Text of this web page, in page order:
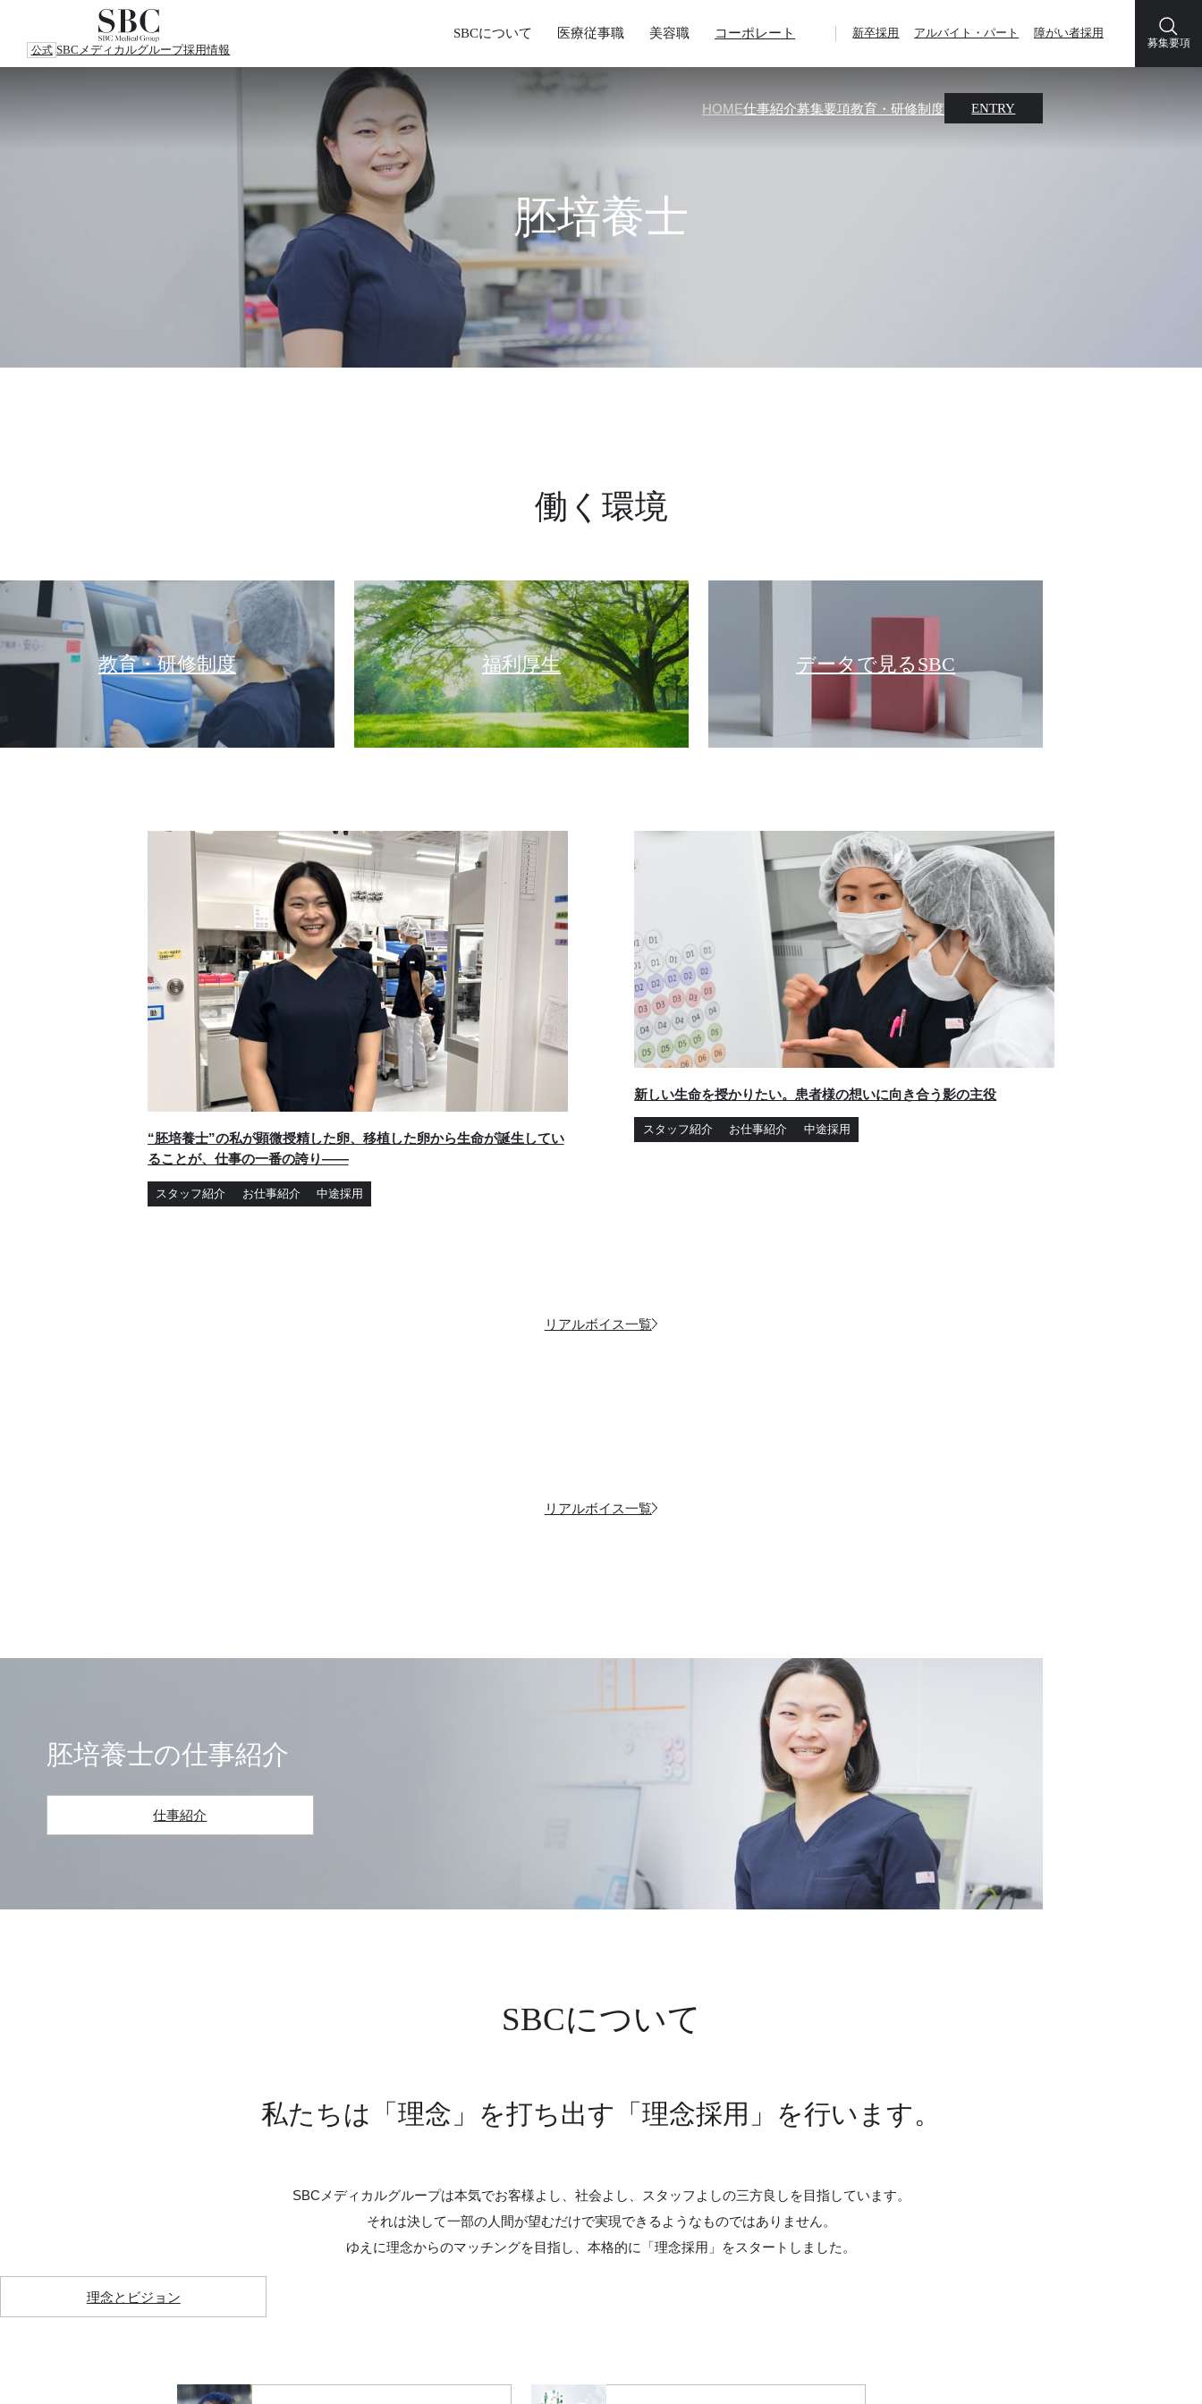
公式 SBCメディカルグループ採用情報
SBCについて 医療従事職 美容職 コーポレート 新卒採用 アルバイト・パート 障がい者採用
募集要項
HOME仕事紹介募集要項教育・研修制度 ENTRY
胚培養士
働く環境
教育・研修制度 福利厚生 データで見るSBC
“胚培養士”の私が顕微授精した卵、移植した卵から生命が誕生してい
ることが、仕事の一番の誇り——
スタッフ紹介 お仕事紹介 中途採用
新しい生命を授かりたい。患者様の想いに向き合う影の主役
スタッフ紹介 お仕事紹介 中途採用
リアルボイス一覧
リアルボイス一覧
胚培養士の仕事紹介
仕事紹介
SBCについて
私たちは「理念」を打ち出す 「理念採用」を行います。
SBCメディカルグループは本気でお客様よし、社会よし、スタッフよしの三方良しを目指しています。
それは決して一部の人間が望むだけで実現できるようなものではありません。
ゆえに理念からのマッチングを目指し、本格的に「理念採用」をスタートしました。
理念とビジョン